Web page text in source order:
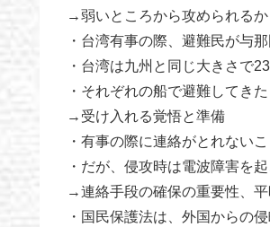
→弱いところから攻められる
・台湾有事の際、避難民が与
・台湾は九州と同じ大きさで
・それぞれの船で避難してき
→受け入れる覚悟と準備
・有事の際に連絡がとれない
・だが、侵攻時は電波障害を
→連絡手段の確保の重要性、
・国民保護法は、外国からの